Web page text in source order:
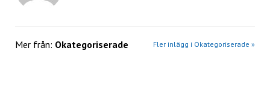
Mer från: Okategoriserade Fler inlägg i Okategoriserade »